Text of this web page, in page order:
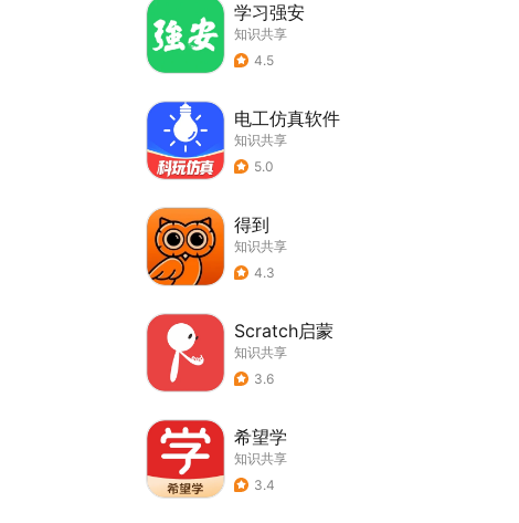
学习强安
知识共享
4.5
电工仿真软件
知识共享
5.0
得到
知识共享
4.3
Scratch启蒙
知识共享
3.6
希望学
知识共享
3.4